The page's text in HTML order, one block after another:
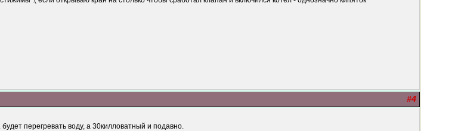
#4
перегревать воду, а 30килловатный и подавно.